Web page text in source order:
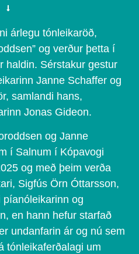
árlegu tónleikaröð,
og verður þetta í
haldin. Sérstakur gestur
Janne Schaffer og
samlandi hans,
Jonas Gideon.
og Janne
í Salnum í Kópavogi
og með þeim verða
Sigfús Örn Óttarsson,
og
en hann hefur starfað
undanfarin ár og nú sem
tónleikaferðalagi um